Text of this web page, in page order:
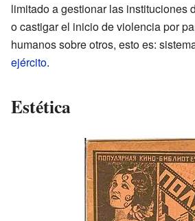
limitado a gestionar las instituciones
o castigar el inicio de violencia por
humanos sobre otros, esto es:
ejército.
Estética